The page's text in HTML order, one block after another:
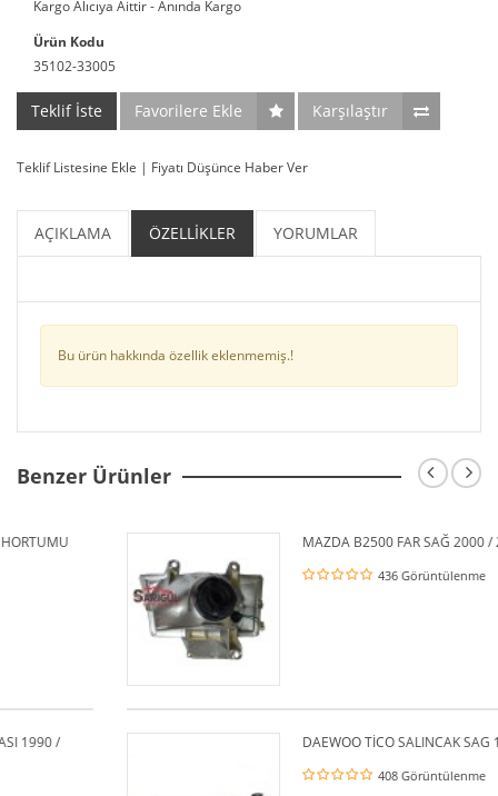
Kargo Alıcıya Aittir - Anında Kargo
Ürün Kodu
35102-33005
Teklif İste Favorilere Ekle Karşılaştır
Teklif Listesine Ekle | Fiyatı Düşünce Haber Ver
AÇIKLAMA ÖZELLİKLER YORUMLAR
Bu ürün hakkında özellik eklenmemiş.!
Benzer Ürünler
MAZDA B2500 FAR SAĞ 2000 / 2006
436 Görüntülenme
DAEWOO TİCO SALINCAK SAG 1985 - 1998
408 Görüntülenme